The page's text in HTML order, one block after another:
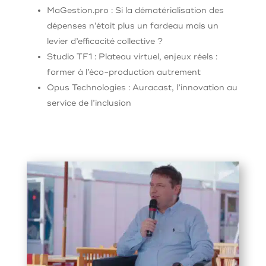
MaGestion.pro : Si la dématérialisation des
dépenses n’était plus un fardeau mais un
levier d’efficacité collective ?
Studio TF1 : Plateau virtuel, enjeux réels :
former à l’éco-production autrement
Opus Technologies : Auracast, l’innovation au
service de l’inclusion